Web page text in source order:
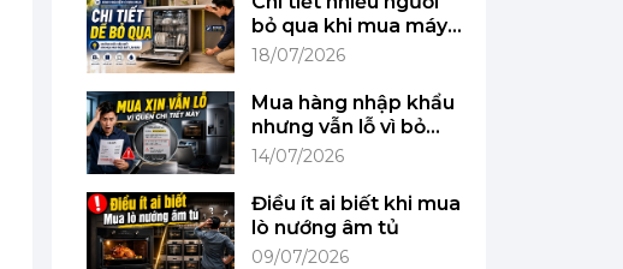
bỏ qua khi mua máy
rửa bát lần đầu
18/07/2026
Mua hàng nhập khẩu
nhưng vẫn lỗ vì bỏ
qua chi tiết này
14/07/2026
Điều ít ai biết khi mua
lò nướng âm tủ
09/07/2026